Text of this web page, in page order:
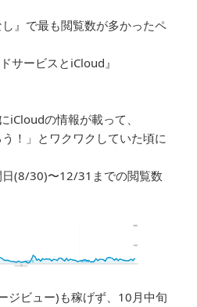
』で最も閲覧数が多かったペ
サービスとiCloud』
iCloudの情報が載って、
う！」とワクワクしていた頃に
(8/30)〜12/31までの閲覧数
ジビュー)も稼げず、10月中旬